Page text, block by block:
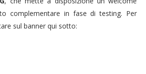
complementare in fase di testing. Per
sul banner qui sotto: